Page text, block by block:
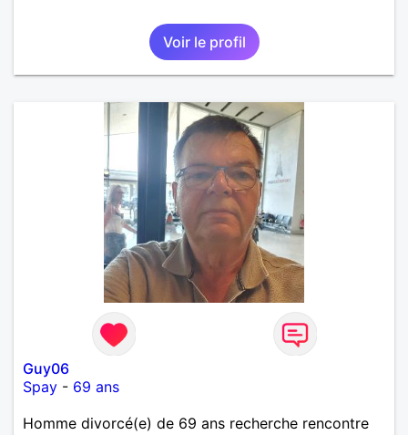
Voir le profil
Guy06
Spay - 69 ans
Homme divorcé(e) de 69 ans recherche rencontre